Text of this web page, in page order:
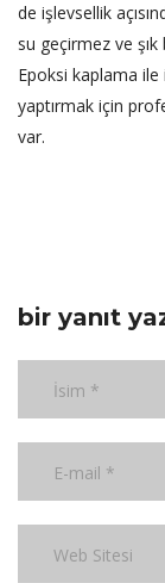
de işlevsellik
su geçirmez ve
Epoksi kaplama
yaptırmak için
var.
bir yanıt